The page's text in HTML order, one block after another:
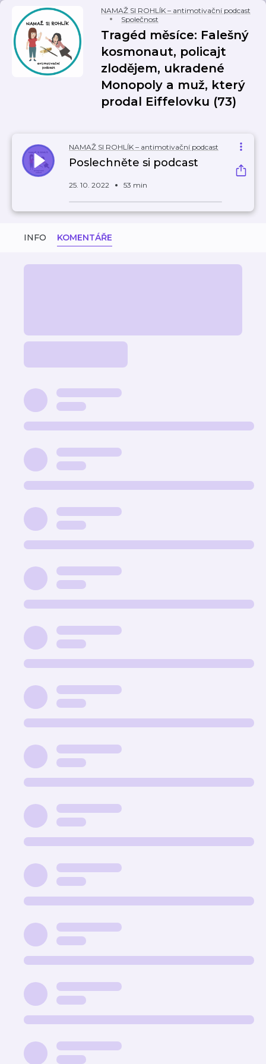
NAMAŽ SI ROHLÍK – antimotivační podcast
Společnost
Tragéd měsíce: Falešný
kosmonaut, policajt
zlodějem, ukradené
Monopoly a muž, který
prodal Eiffelovku (73)
NAMAŽ SI ROHLÍK – antimotivační podcast
Poslechněte si podcast
25. 10. 2022 53 min
INFO KOMENTÁŘE